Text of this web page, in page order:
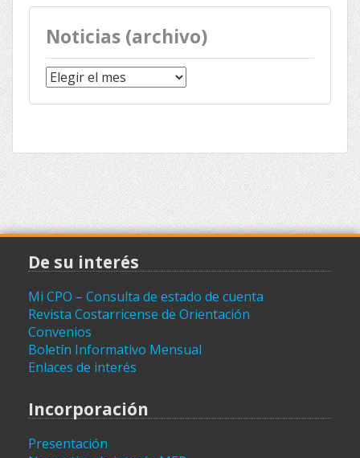
Noticias (archivo)
Noticias
(archivo)
De su interés
Mi CPO – Consulta de estado de cuenta
Revista Costarricense de Orientación
Convenios
Boletín Informativo Mensual
Enlaces de interés
Incorporación
Presentación